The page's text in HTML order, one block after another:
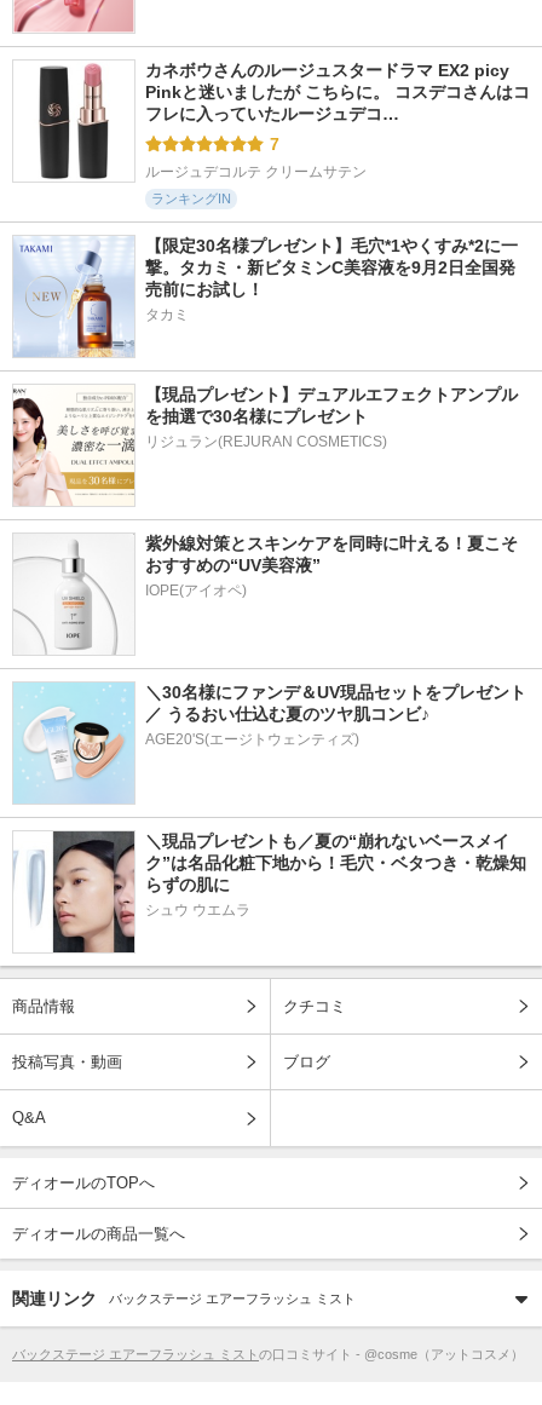
カネボウさんのルージュスタードラマ EX2 picy
Pinkと迷いましたが こちらに。 コスデコさんはコ
フレに入っていたルージュデコ…
7
ルージュデコルテ クリームサテン
ランキングIN
【限定30名様プレゼント】毛穴*1やくすみ*2に一
撃。タカミ・新ビタミンC美容液を9月2日全国発
売前にお試し！
タカミ
【現品プレゼント】デュアルエフェクトアンプル
を抽選で30名様にプレゼント
リジュラン(REJURAN COSMETICS)
紫外線対策とスキンケアを同時に叶える！夏こそ
おすすめの“UV美容液”
IOPE(アイオペ)
＼30名様にファンデ＆UV現品セットをプレゼント
／ うるおい仕込む夏のツヤ肌コンビ♪
AGE20'S(エージトウェンティズ)
＼現品プレゼントも／夏の“崩れないベースメイ
ク”は名品化粧下地から！毛穴・ベタつき・乾燥知
らずの肌に
シュウ ウエムラ
商品情報 クチコミ
投稿写真・動画 ブログ
Q&A
ディオールのTOPへ
ディオールの商品一覧へ
関連リンク バックステージ エアーフラッシュ ミスト
バックステージ エアーフラッシュ ミスト の口コミサイト - @cosme（アットコスメ）